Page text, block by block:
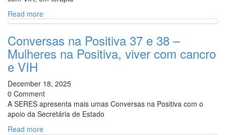
Read more
Conversas na Positiva 37 e 38 –
Mulheres na Positiva, viver com cancro
e VIH
December 18, 2025
0 Comment
A SERES apresenta mais umas Conversas na Positiva com o
apoio da Secretária de Estado
Read more